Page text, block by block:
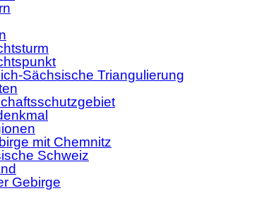
Sächsische Triangulierung
mit Chemnitz
Schweiz
Gebirge